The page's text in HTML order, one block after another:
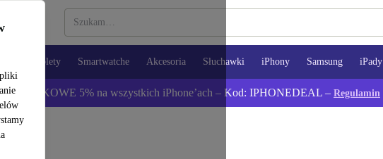
Tablety Smartwatche Akcesoria Słuchawki iPhony Samsung iPady
DODATKOWE 5% na wszystkich iPhone’ach – Kod: IPHONEDEAL – Regulamin